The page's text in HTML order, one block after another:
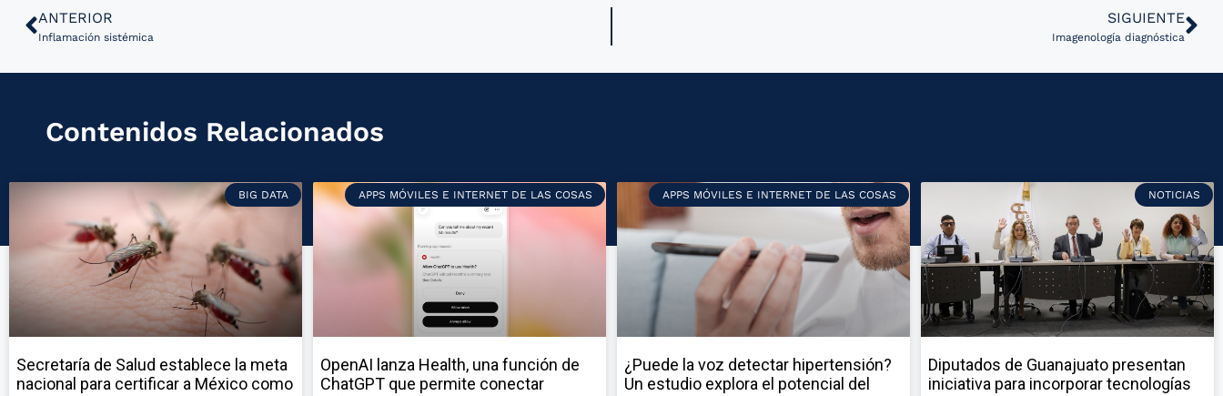
ANTERIOR
Inflamación sistémica
SIGUIENTE
Imagenología diagnóstica
Contenidos Relacionados
BIG DATA
Secretaría de Salud establece la meta
nacional para certificar a México como
APPS MÓVILES E INTERNET DE LAS COSAS
OpenAI lanza Health, una función de
ChatGPT que permite conectar
APPS MÓVILES E INTERNET DE LAS COSAS
¿Puede la voz detectar hipertensión?
Un estudio explora el potencial del
NOTICIAS
Diputados de Guanajuato presentan
iniciativa para incorporar tecnologías